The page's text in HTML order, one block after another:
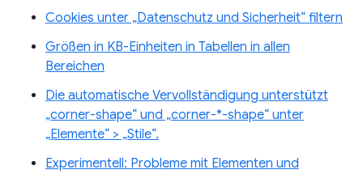
Cookies unter „Datenschutz und Sicherheit“ filtern
Größen in KB-Einheiten in Tabellen in allen
Bereichen
Die automatische Vervollständigung unterstützt
„corner-shape“ und „corner-*-shape“ unter
„Elemente“ > „Stile“.
Experimentell: Probleme mit Elementen und